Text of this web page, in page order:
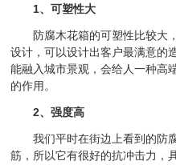
1、可塑性大
防腐木花箱的可塑性比较大
设计，可以设计出客户最满意的
能融入城市景观，会给人一种高
的作用。
2、强度高
我们平时在街边上看到的防
筋，所以它有很好的抗冲击力，